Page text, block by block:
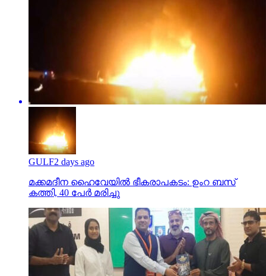
GULF2 days ago
മക്കമദീന ഹൈവേയില്‍ ഭീകരാപകടം: ഉംറ ബസ്
കത്തി, 40 പേര്‍ മരിച്ചു